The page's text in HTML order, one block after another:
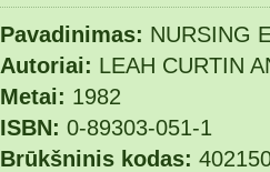
Pavadinimas: NURSING
Autoriai: LEAH CURTIN
Metai: 1982
ISBN: 0-89303-051-1
Brūkšninis kodas: